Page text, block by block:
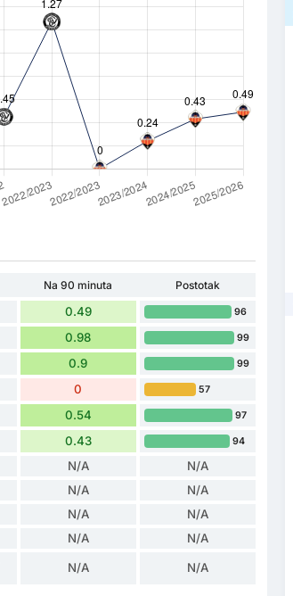
Na 90 minuta
Postotak
0.49 96
0.98 99
0.9 99
0 57
0.54 97
0.43 94
N/A N/A
N/A N/A
N/A N/A
N/A N/A
N/A N/A